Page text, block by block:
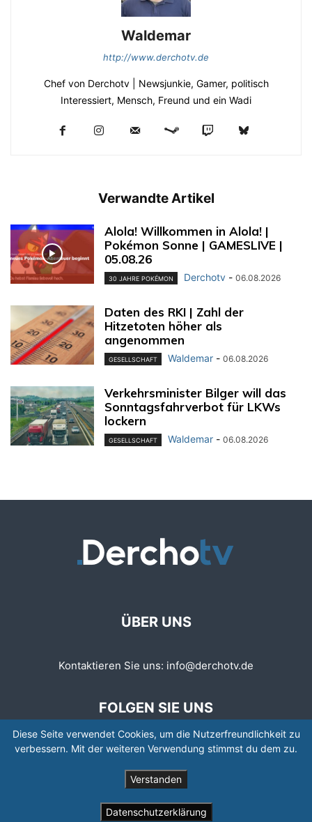
Waldemar
http://www.derchotv.de
Chef von Derchotv | Newsjunkie, Gamer, politisch
Interessiert, Mensch, Freund und ein Wadi
Verwandte Artikel
Alola! Willkommen in Alola! |
Pokémon Sonne | GAMESLIVE |
05.08.26
30 JAHRE POKÉMON Derchotv - 06.08.2026
Daten des RKI | Zahl der
Hitzetoten höher als
angenommen
GESELLSCHAFT Waldemar - 06.08.2026
Verkehrsminister Bilger will das
Sonntagsfahrverbot für LKWs
lockern
GESELLSCHAFT Waldemar - 06.08.2026
ÜBER UNS
Kontaktieren Sie uns: info@derchotv.de
FOLGEN SIE UNS
© © Copyright 2008 - 2026 | Newspaper by TagDiv
Diese Seite verwendet Cookies, um die Nutzerfreundlichkeit zu
verbessern. Mit der weiteren Verwendung stimmst du dem zu.
Verstanden
Datenschutzerklärung